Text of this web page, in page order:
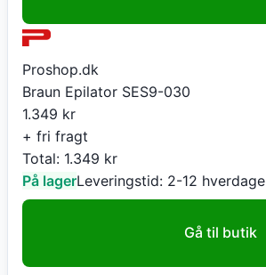
Proshop.dk
Braun Epilator SES9-030
1.349 kr
+ fri fragt
Total: 1.349 kr
På lagerLeveringstid: 2-12 hverdage
Gå til butik